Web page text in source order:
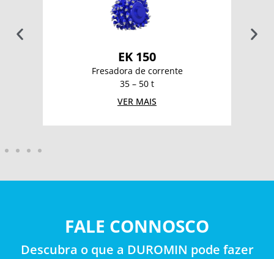
EK 150
Fresadora de corrente
35 – 50 t
VER MAIS
FALE CONNOSCO
Descubra o que a DUROMIN pode fazer